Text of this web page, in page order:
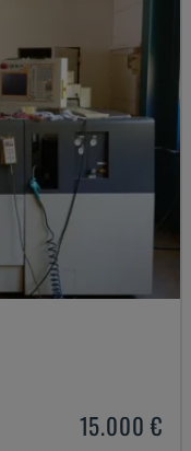
15.000 €